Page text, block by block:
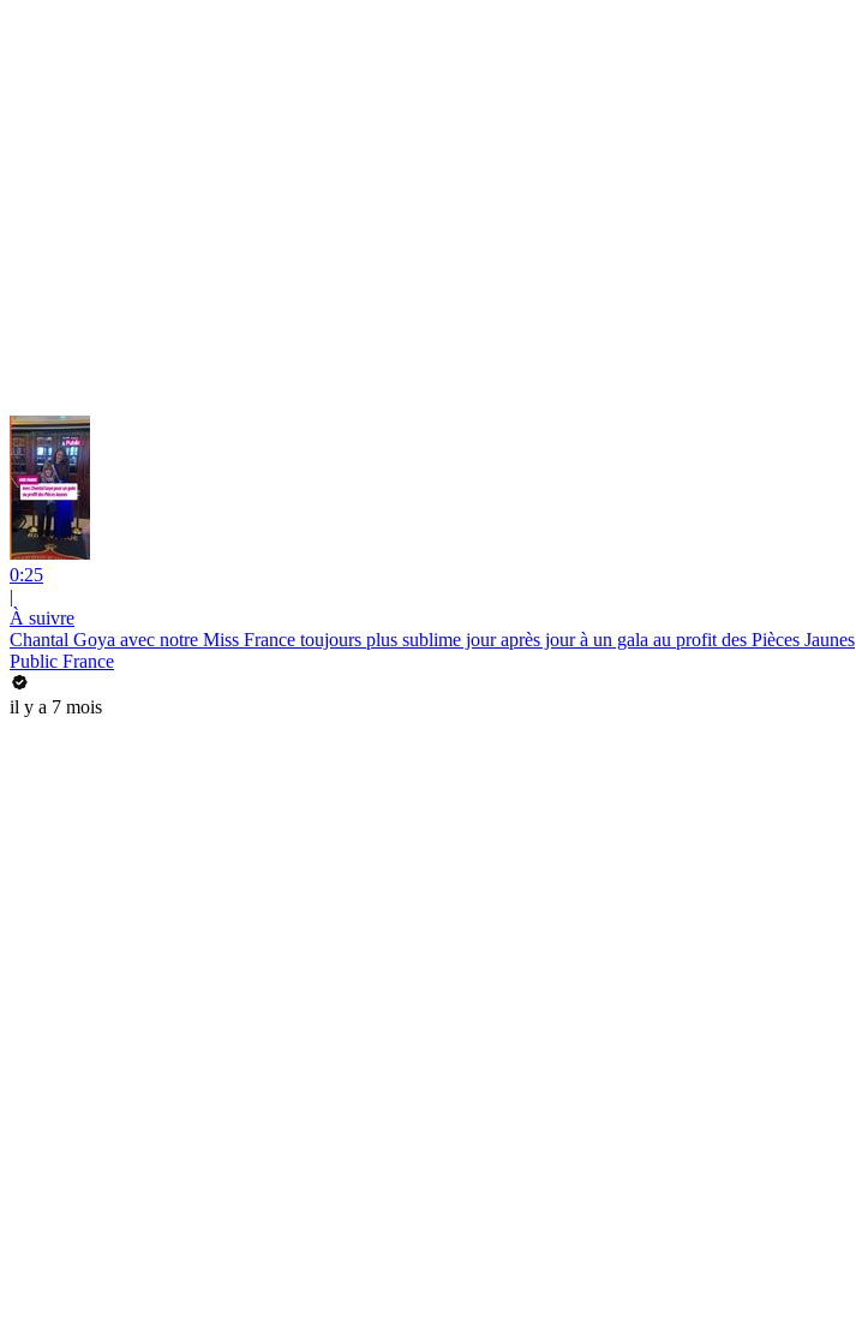
0:25
|
À suivre
Chantal Goya avec notre Miss France toujours plus sublime jour après jour à un gala au profit des Pièces Jaunes
Public France
il y a 7 mois